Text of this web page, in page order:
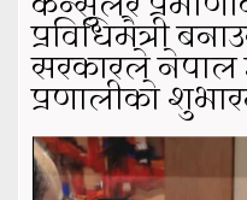
प्रविधिमैत्री
सरकारले नेपाल
प्रणालीको